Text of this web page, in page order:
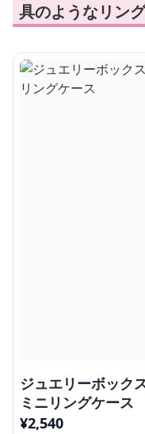
具のようなリン
ジュエリーボック
ミニリングケース
¥2,540